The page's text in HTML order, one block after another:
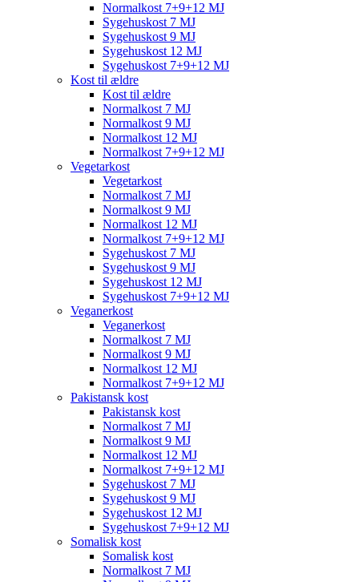
Normalkost 7+9+12 MJ
Sygehuskost 7 MJ
Sygehuskost 9 MJ
Sygehuskost 12 MJ
Sygehuskost 7+9+12 MJ
Kost til ældre
Kost til ældre
Normalkost 7 MJ
Normalkost 9 MJ
Normalkost 12 MJ
Normalkost 7+9+12 MJ
Vegetarkost
Vegetarkost
Normalkost 7 MJ
Normalkost 9 MJ
Normalkost 12 MJ
Normalkost 7+9+12 MJ
Sygehuskost 7 MJ
Sygehuskost 9 MJ
Sygehuskost 12 MJ
Sygehuskost 7+9+12 MJ
Veganerkost
Veganerkost
Normalkost 7 MJ
Normalkost 9 MJ
Normalkost 12 MJ
Normalkost 7+9+12 MJ
Pakistansk kost
Pakistansk kost
Normalkost 7 MJ
Normalkost 9 MJ
Normalkost 12 MJ
Normalkost 7+9+12 MJ
Sygehuskost 7 MJ
Sygehuskost 9 MJ
Sygehuskost 12 MJ
Sygehuskost 7+9+12 MJ
Somalisk kost
Somalisk kost
Normalkost 7 MJ